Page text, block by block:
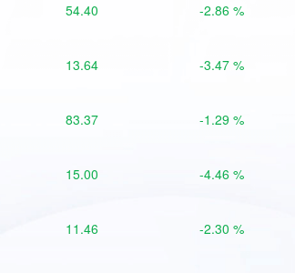
54.40 -2.86 %
13.64 -3.47 %
83.37 -1.29 %
15.00 -4.46 %
11.46 -2.30 %